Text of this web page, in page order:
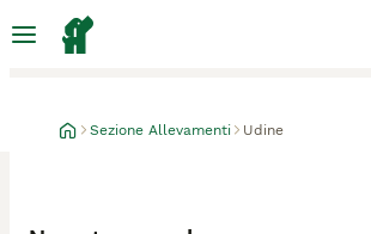
Sezione Allevamenti Udine